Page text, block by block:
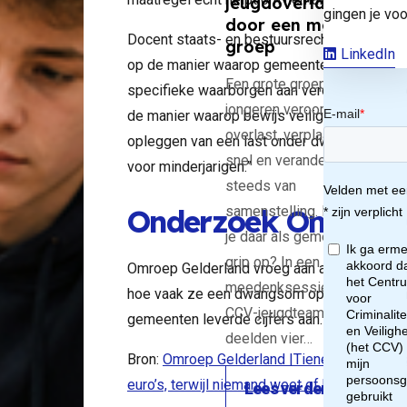
Docent staats- en bestuursrecht aan de
op de manier waarop gemeenten de last
specifieke waarborgen aan verdachten.
de manier waarop bewijs veilig gesteld
opleggen van een last onder dwangsom.
voor minderjarigen.”
Onderzoek
Omroep Gelderland vroeg aan alle
hoe vaak ze een dwangsom opleggen aan
gemeenten leverde cijfers aan.
Bron: Omroep Gelderland |Tieners riskeren
euro’s, terwijl niemand weet of het werkt
door een mobiele
groep
Een grote groep
jongeren veroorzaakt
overlast, verplaatst zich
snel en verandert
steeds van
samenstelling. Hoe krijg
je daar als gemeente
grip op? In een
meedenksessie van het
CCV-jeugdteam
deelden vier…
Lees verder
gingen je
LinkedIn